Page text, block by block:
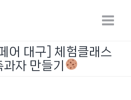
어 대구] 체험클래스
자 만들기